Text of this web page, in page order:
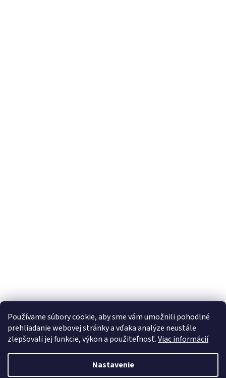
Používame súbory cookie, aby sme vám umožnili pohodlné
prehliadanie webovej stránky a vďaka analýze neustále
zlepšovali jej funkcie, výkon a použiteľnosť.Viac informácií
Nastavenie
Vytvoril Shoptet